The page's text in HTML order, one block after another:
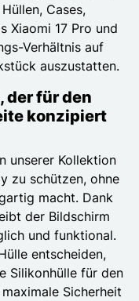
Cases,
Xiaomi 17 Pro und
Verhältnis auf
auszustatten.
der für den
konzipiert
unserer Kollektion
zu schützen, ohne
macht. Dank
der Bildschirm
und funktional.
entscheiden,
Silikonhülle für den
Sicherheit